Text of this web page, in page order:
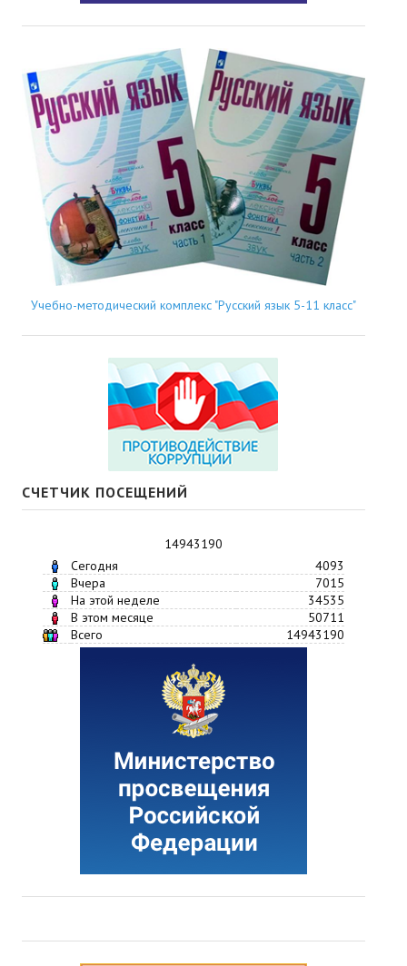
Учебно-методический комплекс "Русский язык 5-11 класс"
СЧЕТЧИК ПОСЕЩЕНИЙ
14943190
Сегодня
4093
Вчера
7015
На этой неделе
34535
В этом месяце
50711
Всего
14943190